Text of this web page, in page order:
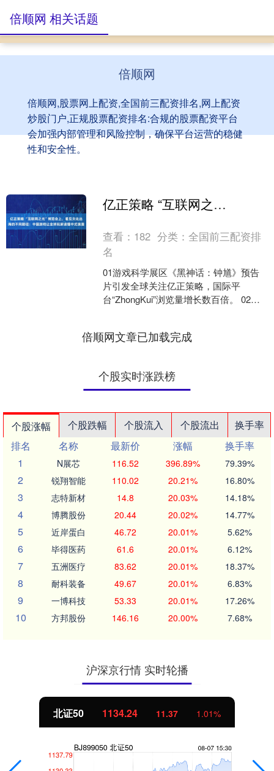
倍顺网
倍顺网,股票网上配资,全国前三配资排名,网上配资
炒股门户,正规股票配资排名:合规的股票配资平台
会加强内部管理和风险控制，确保平台运营的稳健
性和安全性。
倍顺网 相关话题
亿正策略 “互联网之光”博览会上，看见文化出海的不同路径：中国游戏让全球玩家读懂中式浪漫
查看： 182 分类：全国前三配资排
名
01游戏科学展区《黑神话：钟馗》预告
片引发全球关注亿正策略，国际平
台“ZhongKui”浏览量增长数百倍。 02网
倍顺网文章已加载完成
个股实时涨跌榜
个股涨幅 个股跌幅 个股流入 个股流出
换手率
排名
名称 最新价 涨幅
换手率
1
N展芯 116.52 396.89% 79.39%
2 锐翔智能 110.02 20.21% 16.80%
3 志特新材 14.8 20.03% 14.18%
4 博腾股份 20.44 20.02% 14.77%
5 近岸蛋白 46.72 20.01% 5.62%
6 毕得医药 61.6 20.01% 6.12%
7 五洲医疗 83.62 20.01% 18.37%
8 耐科装备 49.67 20.01% 6.83%
9 一博科技 53.33 20.01% 17.26%
10 方邦股份 146.16 20.00% 7.68%
沪深京行情 实时轮播
北证50 1134.24 11.37 1.01%